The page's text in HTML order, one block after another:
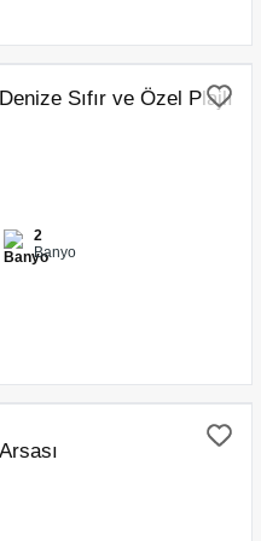
Sıfır ve Özel Plajlı
2
Banyo